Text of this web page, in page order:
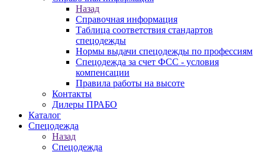
Назад
Справочная информация
Таблица соответствия стандартов
спецодежды
Нормы выдачи спецодежды по профессиям
Спецодежда за счет ФСС - условия
компенсации
Правила работы на высоте
Контакты
Дилеры ПРАБО
Каталог
Спецодежда
Назад
Спецодежда